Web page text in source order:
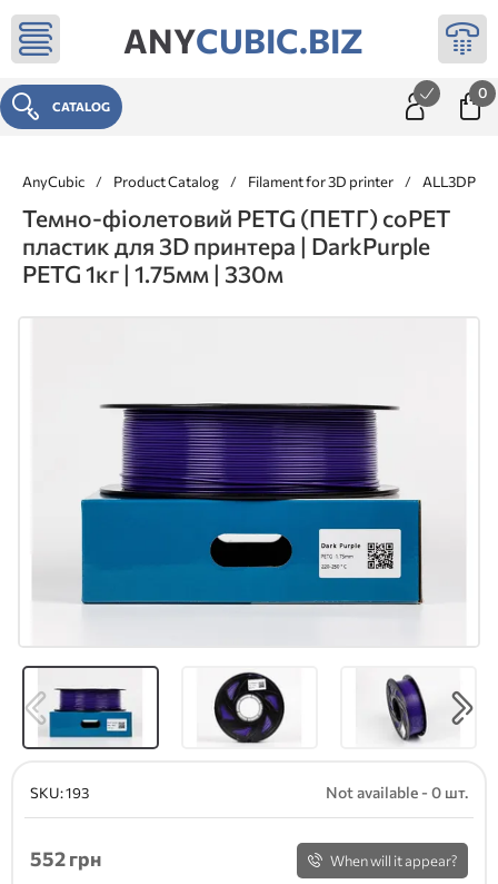
ANYCUBIC.BIZ
CATALOG
0
AnyCubic / Product Catalog / Filament for 3D printer / ALL3DP ®
Темно-фіолетовий PETG (ПЕТГ) coPET
пластик для 3D принтера | DarkPurple
PETG 1кг | 1.75мм | 330м
SKU:193 Not available - 0 шт.
552грн When will it appear?